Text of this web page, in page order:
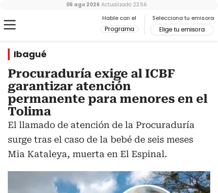
Hable con el
Programa
Selecciona tu emisora
Elige tu emisora
05 ago 2026 Actualizado 23:56
Ibagué
Procuraduría exige al ICBF
garantizar atención
permanente para menores en el
Tolima
El llamado de atención de la Procuraduría
surge tras el caso de la bebé de seis meses
Mia Kataleya, muerta en El Espinal.